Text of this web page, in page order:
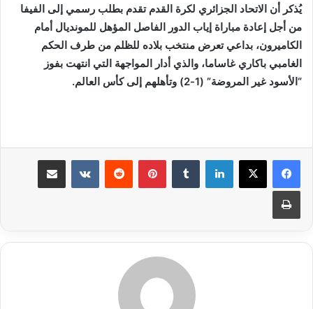
يُذكر أن الاتحاد الجزائري لكرة القدم تقدم بطلب رسمي إلى الفيفا
من أجل إعادة مباراة إياب الدور الفاصل المؤهل للمونديال أمام
الكاميرون، بداعي تعرض منتخب بلاده للظلم من طرف الحكم
الغامبي باكاري غاساما، والذي أدار المواجهة التي انتهت بفوز
“الأسود غير المروضة” (1-2) وتأهلهم إلى كأس العالم.
لينكدإن بينتيريست
طباعة